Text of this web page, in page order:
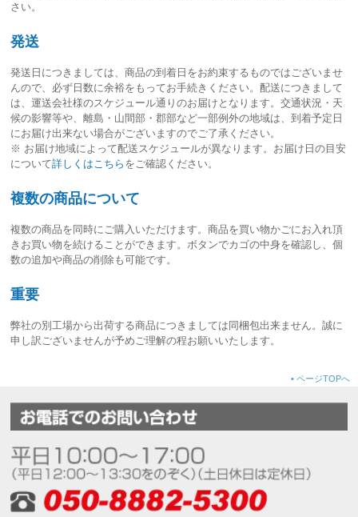
さい。
発送
発送日につきましては、商品の到着日をお約束するものではございませ
んので、必ず日数に余裕をもってお手続きください。配送につきまして
は、運送会社様のスケジュール通りのお届けとなります。交通状況・天
候の影響等や、離島・山間部・郡部など一部例外の地域は、到着予定日
にお届け出来ない場合がございますのでご了承ください。
※ お届け地域によって配送スケジュールが異なります。お届け日の目安
について詳しくはこちら をご確認ください。
複数の商品について
複数の商品を同時にご購入いただけます。商品を買い物かごにお入れ頂
きお買い物を続けることができます。ボタンでカゴの中身を確認し、個
数の追加や商品の削除も可能です。
重要
弊社の別工場から出荷する商品につきましては同梱包出来ません。誠に
申し訳ございませんが予めご理解の程お願いいたします。
• ページTOPへ